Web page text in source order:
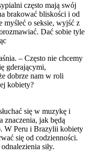
często mają swój
brakować bliskości i od
myśleć o seksie, wyjść z
Dać sobie tyle
– Często nie chcemy
gderającymi,
dobrze nam w roli
kobiety?
się w muzykę i
znaczenia, jak będą
W Peru i Brazylii kobiety
się od codzienności.
siły.